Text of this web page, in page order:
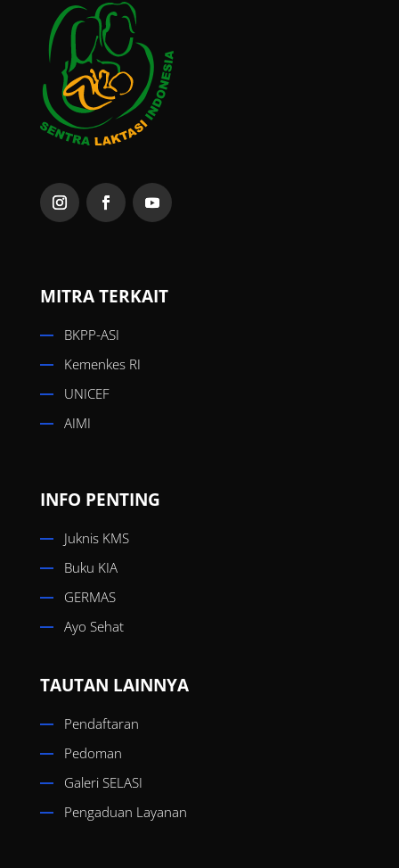
MITRA TERKAIT
BKPP-ASI
Kemenkes RI
UNICEF
AIMI
INFO PENTING
Juknis KMS
Buku KIA
GERMAS
Ayo Sehat
TAUTAN LAINNYA
Pendaftaran
Pedoman
Galeri SELASI
Pengaduan Layanan